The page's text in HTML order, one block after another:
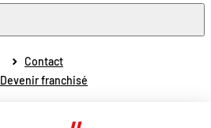
Contact
Devenir franchisé